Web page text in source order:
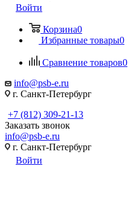
Войти
Корзина0
Избранные товары0
Сравнение товаров0
info@psb-e.ru
г. Санкт-Петербург
+7 (812) 309-21-13
Заказать звонок
info@psb-e.ru
г. Санкт-Петербург
Войти